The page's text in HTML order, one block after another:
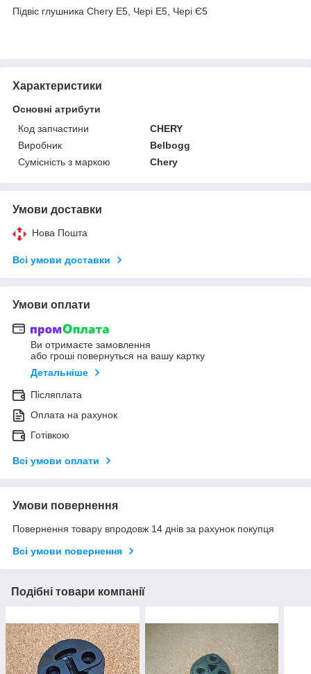
Підвіс глушника Chery E5, Чері Е5, Чері Є5
Характеристики
Основні атрибути
Код запчастини
CHERY
Виробник
Belbogg
Сумісність з маркою
Chery
Умови доставки
Нова Пошта
Всі умови доставки
Умови оплати
Ви отримаєте замовлення
або гроші повернуться на вашу картку
Детальніше
Післяплата
Оплата на рахунок
Готівкою
Всі умови оплати
Умови повернення
Повернення товару впродовж 14 днів за рахунок покупця
Всі умови повернення
Подібні товари компанії